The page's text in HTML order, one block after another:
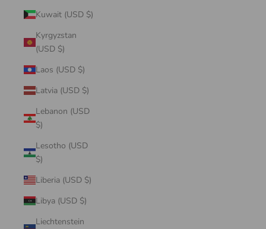
Kuwait (USD $)
Kyrgyzstan
(USD $)
Laos (USD $)
Latvia (USD $)
Lebanon (USD
$)
Lesotho (USD
$)
Liberia (USD $)
Libya (USD $)
Liechtenstein